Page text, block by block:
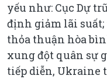
yếu như: Cục Dự
định giảm lãi
thỏa thuận hòa
xung đột quân sự
tiếp diễn, Ukraine